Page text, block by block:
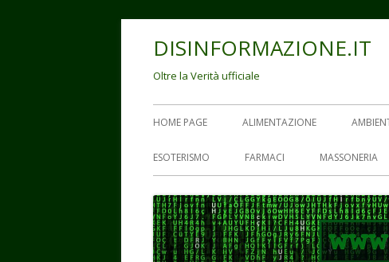
DISINFORMAZIONE.IT
Oltre la Verità ufficiale
Menu
principale
HOME PAGE ALIMENTAZIONE
ESOTERISMO FARMACI MASSONERIA